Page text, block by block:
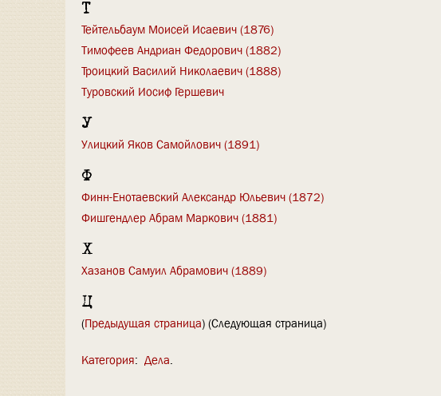
Т
Тейтельбаум Моисей Исаевич (1876)
Тимофеев Андриан Федорович (1882)
Троицкий Василий Николаевич (1888)
Туровский Иосиф Гершевич
У
Улицкий Яков Самойлович (1891)
Ф
Финн-Енотаевский Александр Юльевич (1872)
Фишгендлер Абрам Маркович (1881)
Х
Хазанов Самуил Абрамович (1889)
Ц
(Предыдущая страница) (Следующая страница)
Категория: Дела